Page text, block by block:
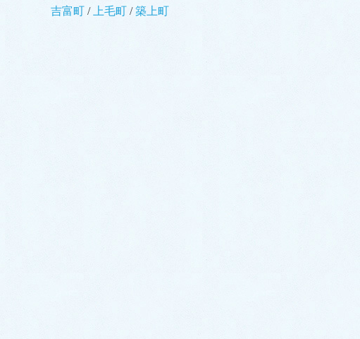
吉富町 / 上毛町 /築上町